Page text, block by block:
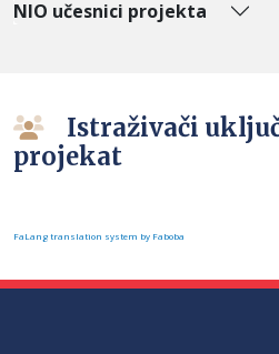
NIO učesnici projekta
Istraživači
projekat
FaLang translation system by Faboba